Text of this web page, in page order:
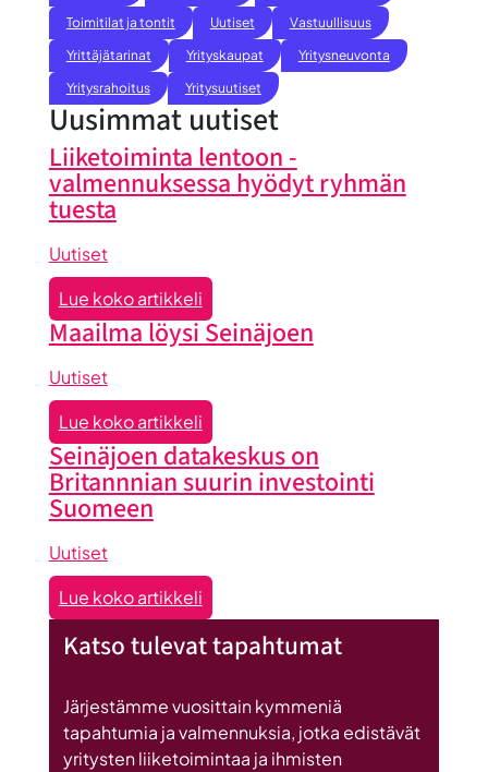
Toimitilat ja tontit
Uutiset
Vastuullisuus
Yrittäjätarinat
Yrityskaupat
Yritysneuvonta
Yritysrahoitus
Yritysuutiset
Uusimmat uutiset
Liiketoiminta lentoon -
valmennuksessa hyödyt ryhmän
tuesta
Uutiset
Lue koko artikkeli:
Liiketoiminta
lentoon
valmennuksessa
hyödyt
ryhmän
tuesta
Maailma löysi Seinäjoen
Uutiset
Lue koko artikkeli:
Maailma
löysi
Seinäjoen
Seinäjoen datakeskus on
Britannnian suurin investointi
Suomeen
Uutiset
Lue koko artikkeli:
Seinäjoen
datakeskus
Britannnian
suurin
investointi
Katso tulevat tapahtumat
Järjestämme vuosittain kymmeniä
tapahtumia ja valmennuksia, jotka edistävät
yritysten liiketoimintaa ja ihmisten